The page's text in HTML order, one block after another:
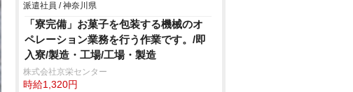
派遣社員 / 神奈川県
「寮完備」お菓子を包装する機械のオ
ペレーション業務を行う作業です。/即
入寮/製造・工場/工場・製造
株式会社京栄センター
時給1,320円